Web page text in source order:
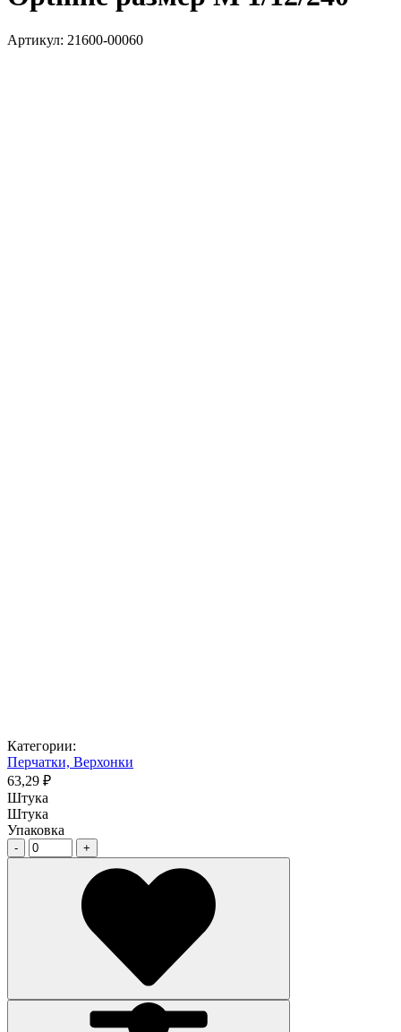
Артикул: 21600-00060
Категории:
Перчатки, Верхонки
63,29 ₽
Штука
Штука
Упаковка